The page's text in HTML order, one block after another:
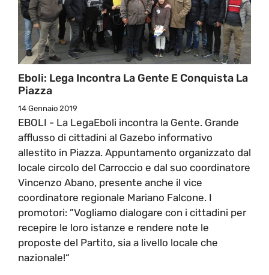
Eboli: Lega Incontra La Gente E Conquista La
Piazza
14 Gennaio 2019
EBOLI - La LegaEboli incontra la Gente. Grande
afflusso di cittadini al Gazebo informativo
allestito in Piazza. Appuntamento organizzato dal
locale circolo del Carroccio e dal suo coordinatore
Vincenzo Abano, presente anche il vice
coordinatore regionale Mariano Falcone. I
promotori: ”Vogliamo dialogare con i cittadini per
recepire le loro istanze e rendere note le
proposte del Partito, sia a livello locale che
nazionale!“